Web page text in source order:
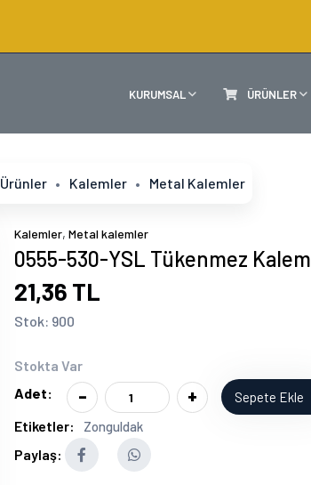
KURUMSAL ÜRÜNLER
Ürünler Kalemler Metal Kalemler
Kalemler, Metal kalemler
0555-530-YSL Tükenmez Kalem
21,36 TL
Stok: 900
Stokta Var
Adet:
- + Sepete Ekle
Etiketler: Zonguldak
Paylaş: